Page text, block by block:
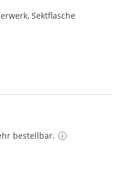
Sektflasche
bestellbar.